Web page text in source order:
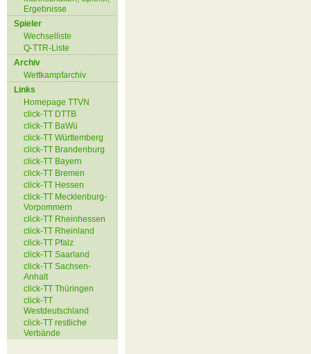
Ergebnisse
Spieler
Wechselliste
Q-TTR-Liste
Archiv
Wettkampfarchiv
Links
Homepage TTVN
click-TT DTTB
click-TT BaWü
click-TT Württemberg
click-TT Brandenburg
click-TT Bayern
click-TT Bremen
click-TT Hessen
click-TT Mecklenburg-
Vorpommern
click-TT Rheinhessen
click-TT Rheinland
click-TT Pfalz
click-TT Saarland
click-TT Sachsen-
Anhalt
click-TT Thüringen
click-TT
Westdeutschland
click-TT restliche
Verbände